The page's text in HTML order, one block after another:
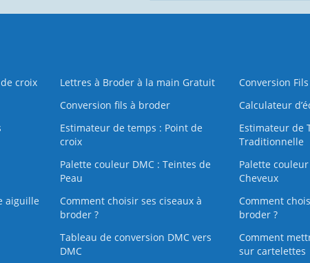
croix
Lettres à Broder à la main Gratuit
Conversion
Conversion fils à broder
Calculateur
Estimateur de temps : Point de
croix
Estimateur de
Traditionnelle
Palette couleur DMC : Teintes de
Peau
Palette
Cheveux
aiguille
Comment choisir ses ciseaux à
broder ?
Comment
broder ?
Tableau de conversion DMC vers
DMC
Comment
sur cartelettes